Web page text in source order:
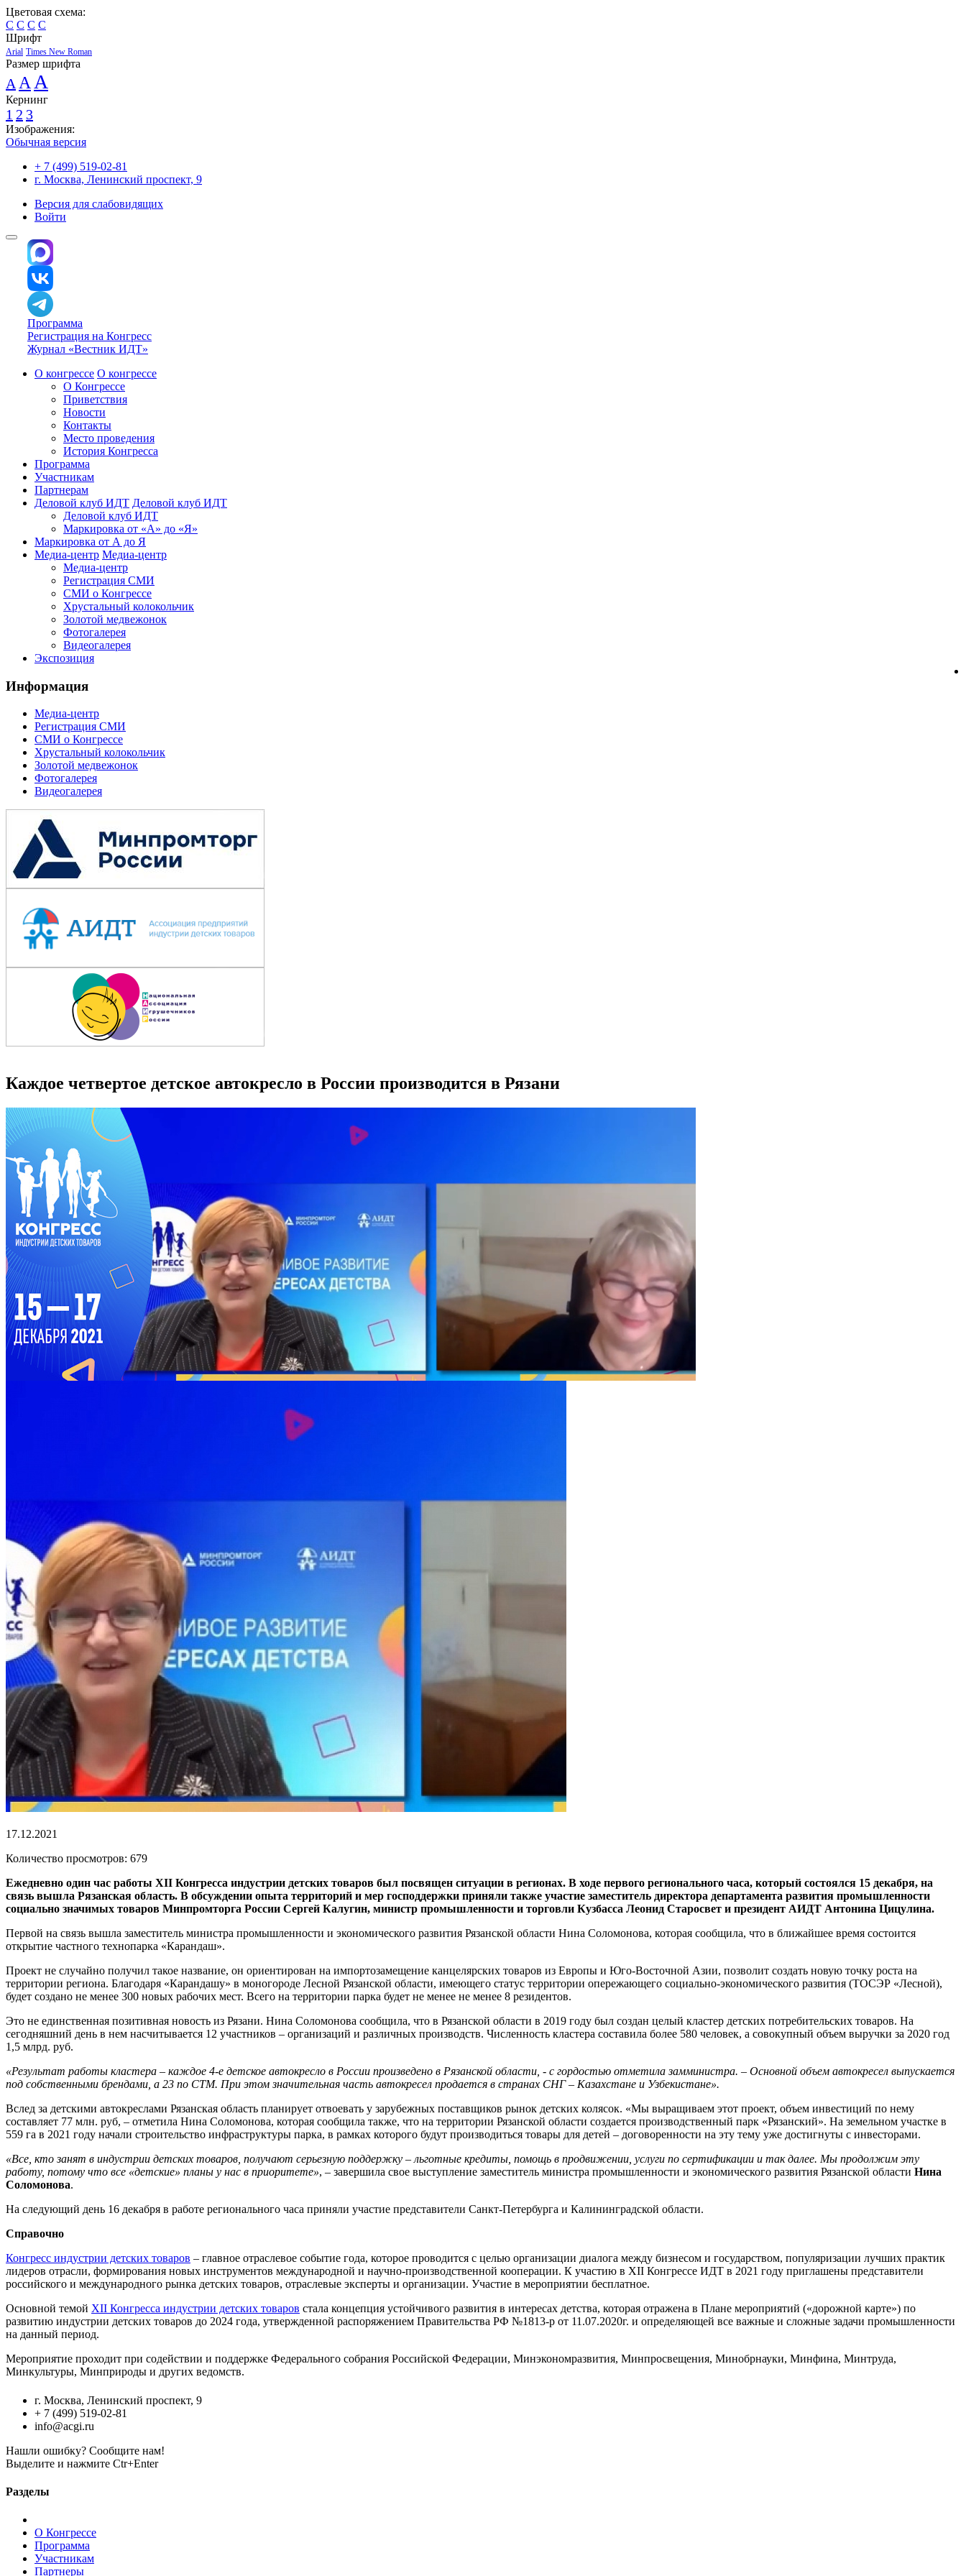
Цветовая схема:
C C C C
Шрифт
Arial Times New Roman
Размер шрифта
A A A
Кернинг
1 2 3
Изображения:
Обычная версия
+ 7 (499) 519-02-81
г. Москва, Ленинский проспект, 9
Версия для слабовидящих
Войти
Программа
Регистрация на Конгресс
Журнал «Вестник ИДТ»
О конгрессе О конгрессе
О Конгрессе
Приветствия
Новости
Контакты
Место проведения
История Конгресса
Программа
Участникам
Партнерам
Деловой клуб ИДТ Деловой клуб ИДТ
Деловой клуб ИДТ
Маркировка от «А» до «Я»
Маркировка от А до Я
Медиа-центр Медиа-центр
Медиа-центр
Регистрация СМИ
СМИ о Конгрессе
Хрустальный колокольчик
Золотой медвежонок
Фотогалерея
Видеогалерея
Экспозиция
Информация
Медиа-центр
Регистрация СМИ
СМИ о Конгрессе
Хрустальный колокольчик
Золотой медвежонок
Фотогалерея
Видеогалерея
Каждое четвертое детское автокресло в России производится в Рязани
17.12.2021
Количество просмотров: 679
Ежедневно один час работы XII Конгресса индустрии детских товаров был посвящен ситуации в регионах. В ходе первого регионального часа, который состоялся 15 декабря, на
связь вышла Рязанская область. В обсуждении опыта территорий и мер господдержки приняли также участие заместитель директора департамента развития промышленности
социально значимых товаров Минпромторга России Сергей Калугин, министр промышленности и торговли Кузбасса Леонид Старосвет и президент АИДТ Антонина Цицулина.
Первой на связь вышла заместитель министра промышленности и экономического развития Рязанской области Нина Соломонова, которая сообщила, что в ближайшее время состоится
открытие частного технопарка «Карандаш».
Проект не случайно получил такое название, он ориентирован на импортозамещение канцелярских товаров из Европы и Юго-Восточной Азии, позволит создать новую точку роста на
территории региона. Благодаря «Карандашу» в моногороде Лесной Рязанской области, имеющего статус территории опережающего социально-экономического развития (ТОСЭР «Лесной),
будет создано не менее 300 новых рабочих мест. Всего на территории парка будет не менее не менее 8 резидентов.
Это не единственная позитивная новость из Рязани. Нина Соломонова сообщила, что в Рязанской области в 2019 году был создан целый кластер детских потребительских товаров. На
сегодняшний день в нем насчитывается 12 участников – организаций и различных производств. Численность кластера составила более 580 человек, а совокупный объем выручки за 2020 год
1,5 млрд. руб.
«Результат работы кластера – каждое 4-е детское автокресло в России произведено в Рязанской области, - с гордостью отметила замминистра. – Основной объем автокресел выпускается
под собственными брендами, а 23 по СТМ. При этом значительная часть автокресел продается в странах СНГ – Казахстане и Узбекистане».
Вслед за детскими автокреслами Рязанская область планирует отвоевать у зарубежных поставщиков рынок детских колясок. «Мы выращиваем этот проект, объем инвестиций по нему
составляет 77 млн. руб, – отметила Нина Соломонова, которая сообщила также, что на территории Рязанской области создается производственный парк «Рязанский». На земельном участке в
559 га в 2021 году начали строительство инфраструктуры парка, в рамках которого будут производиться товары для детей – договоренности на эту тему уже достигнуты с инвесторами.
«Все, кто занят в индустрии детских товаров, получают серьезную поддержку – льготные кредиты, помощь в продвижении, услуги по сертификации и так далее. Мы продолжим эту
работу, потому что все «детские» планы у нас в приоритете», – завершила свое выступление заместитель министра промышленности и экономического развития Рязанской области Нина
Соломонова.
На следующий день 16 декабря в работе регионального часа приняли участие представители Санкт-Петербурга и Калининградской области.
Справочно
Конгресс индустрии детских товаров – главное отраслевое событие года, которое проводится с целью организации диалога между бизнесом и государством, популяризации лучших практик
лидеров отрасли, формирования новых инструментов международной и научно-производственной кооперации. К участию в XII Конгрессе ИДТ в 2021 году приглашены представители
российского и международного рынка детских товаров, отраслевые эксперты и организации. Участие в мероприятии бесплатное.
Основной темой XII Конгресса индустрии детских товаров стала концепция устойчивого развития в интересах детства, которая отражена в Плане мероприятий («дорожной карте») по
развитию индустрии детских товаров до 2024 года, утвержденной распоряжением Правительства РФ №1813-р от 11.07.2020г. и определяющей все важные и сложные задачи промышленности
на данный период.
Мероприятие проходит при содействии и поддержке Федерального собрания Российской Федерации, Минэкономразвития, Минпросвещения, Минобрнауки, Минфина, Минтруда,
Минкультуры, Минприроды и других ведомств.
г. Москва, Ленинский проспект, 9
+ 7 (499) 519-02-81
info@acgi.ru
Нашли ошибку? Сообщите нам!
Выделите и нажмите Ctr+Enter
Разделы
О Конгрессе
Программа
Участникам
Партнеры